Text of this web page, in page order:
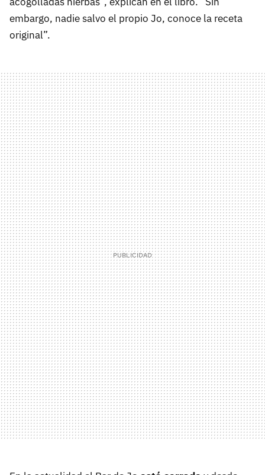
embargo, nadie salvo el propio Jo, conoce la receta
original”.